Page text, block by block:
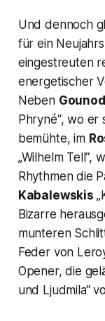
Und dennoch
für ein
eingestreuten
energetischer
Neben
Phryné“, wo er
bemühte, im
„Wilhelm Tell“,
Rhythmen die
Kabalewskis
Bizarre
munteren
Feder von
Opener, die
und Ljudmila“